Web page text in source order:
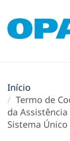
Início
Termo de
da
Sistema Único